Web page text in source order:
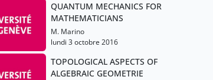
QUANTUM MECHANICS FOR
MATHEMATICIANS
M. Marino
lundi 3 octobre 2016
TOPOLOGICAL ASPECTS OF
ALGEBRAIC GEOMETRIE